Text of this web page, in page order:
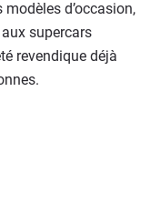
d’occasion,
supercars
revendique déjà